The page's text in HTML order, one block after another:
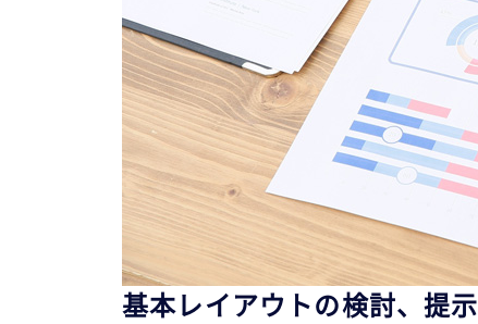
基本レイアウトの検討、提示